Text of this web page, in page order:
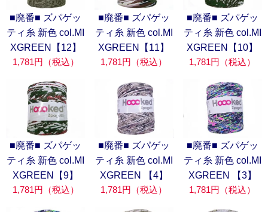
■廃番■ ズパゲッ
ティ糸 新色 col.MI
XGREEN【12】
1,781円（税込）
■廃番■ ズパゲッ
ティ糸 新色 col.MI
XGREEN【11】
1,781円（税込）
■廃番■ ズパゲッ
ティ糸 新色 col.MI
XGREEN【10】
1,781円（税込）
■廃番■ ズパゲッ
ティ糸 新色 col.MI
XGREEN【9】
1,781円（税込）
■廃番■ ズパゲッ
ティ糸 新色 col.MI
XGREEN 【4】
1,781円（税込）
■廃番■ ズパゲッ
ティ糸 新色 col.MI
XGREEN 【3】
1,781円（税込）